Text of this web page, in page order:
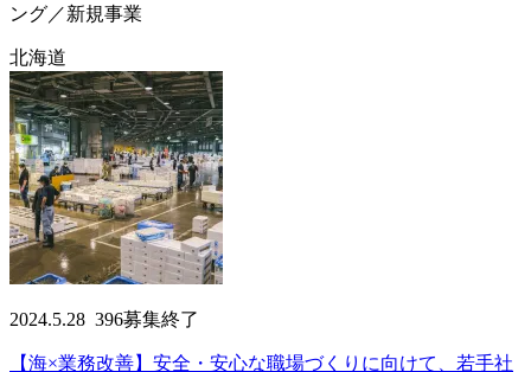
ング／新規事業
北海道
2024.5.28 396募集終了
【海×業務改善】安全・安心な職場づくりに向けて、若手社